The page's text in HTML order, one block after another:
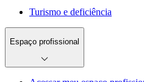
Turismo e deficiência
Espaço profissional